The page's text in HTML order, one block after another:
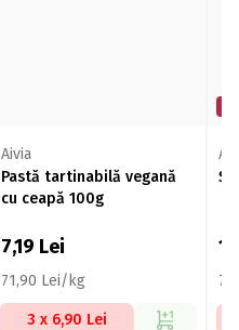
Aivia
Pastă tartinabilă vegană
cu ceapă 100g
7,19 Lei
71,90 Lei/kg
3 x 6,90 Lei